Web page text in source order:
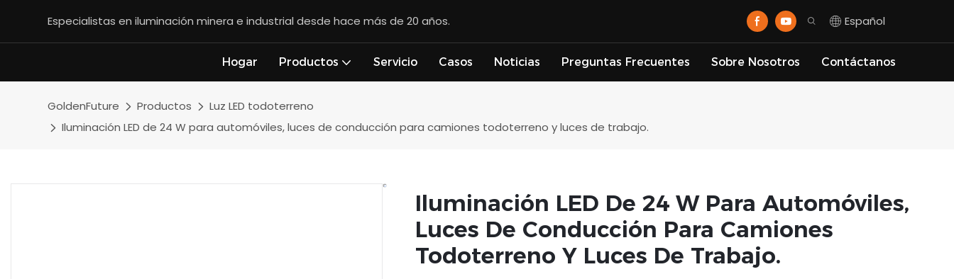
Especialistas en iluminación minera e industrial desde hace más de 20 años. Español
Hogar Productos Servicio Casos Noticias Preguntas Frecuentes Sobre Nosotros Contáctanos
GoldenFuture Productos
Luz LED todoterreno
Iluminación LED de 24 W para automóviles, luces de conducción para camiones todoterreno y luces de trabajo.
Iluminación LED De 24 W Para Automóviles,
Luces De Conducción Para Camiones
Todoterreno Y Luces De Trabajo.